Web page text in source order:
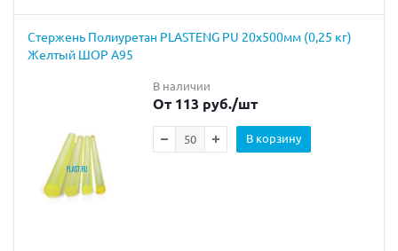
Стержень Полиуретан PLASTENG PU 20х500мм (0,25 кг)
Желтый ШОР А95
В наличии
От 113 руб./шт
В корзину